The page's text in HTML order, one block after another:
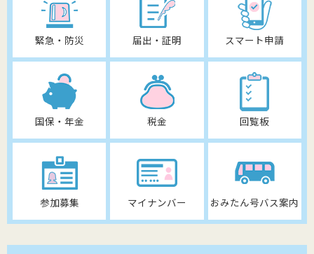
緊急・防災 届出・証明 スマート申請
国保・年金 税金 回覧板
参加募集 マイナンバー おみたん号バス案内